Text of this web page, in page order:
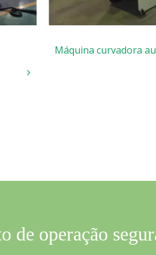
Máquina curvadora
de operação